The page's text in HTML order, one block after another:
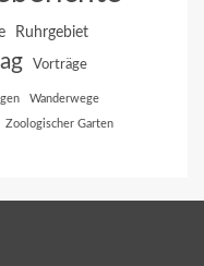
Ruhrgebiet
Vorträge
Wanderwege
Zoologischer Garten